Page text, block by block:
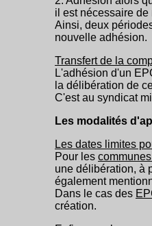
il est nécessaire
Ainsi, deux
nouvelle adhésion.
Transfert de la
L'adhésion d'un
la délibération de
C'est au syndicat
Les modalités
Les dates limites
Pour les
une délibération, à
également
Dans le cas des
création.